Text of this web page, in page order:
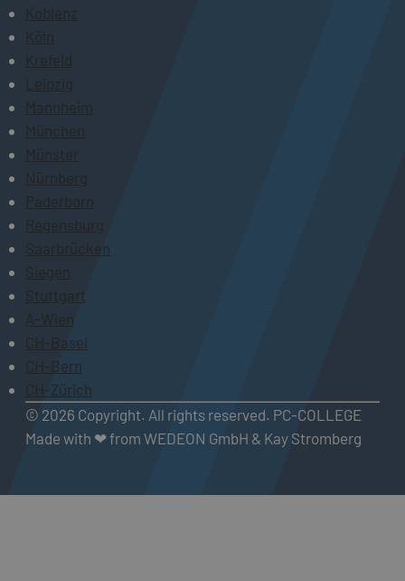
Koblenz
Köln
Krefeld
Leipzig
Mannheim
München
Münster
Nürnberg
Paderborn
Regensburg
Saarbrücken
Siegen
Stuttgart
A-Wien
CH-Basel
CH-Bern
CH-Zürich
© 2026 Copyright. All rights reserved. PC-COLLEGE
Made with ❤ from WEDEON GmbH & Kay Stromberg